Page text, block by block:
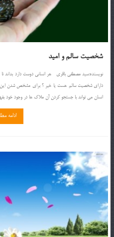
شخصيت سالم و اميد
نويسنده:سيد مصطفي باقري هر انساني دوست دارد بداند تا
داراي شخصيت سالم هست يا خير ؟ براي مشخص شدن اين
انسان مي تواند با جستجو كردن آن ملاك ها در وجود خود
ادامه